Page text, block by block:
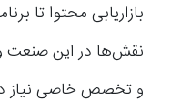
بازاریابی محتوا تا
نقش‌ها در این صنعت
و تخصص خاصی نیاز